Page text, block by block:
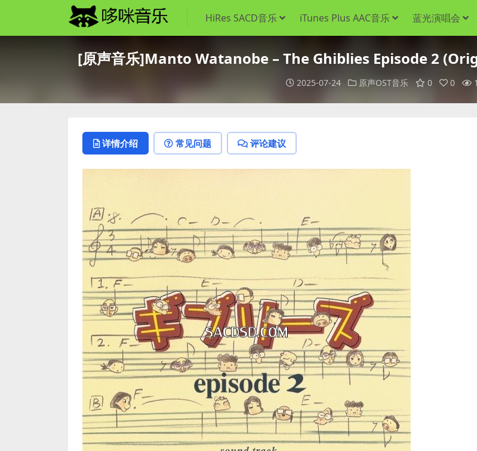
HiRes SACD音乐 iTunes Plus AAC音乐 蓝光演唱会
[原声音乐]Manto Watanobe – The Ghiblies Episode 2
2025-07-24 原声OST音乐 0 0
详情介绍 常见问题 评论建议